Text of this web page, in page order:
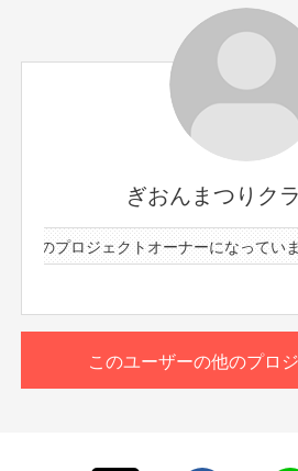
ぎおんまつりク
件のプロジェクトオーナーになっていま
※シャッター音の出ない一眼レフや
影可能です。動画撮影はご遠慮くだ
ン・携帯電話での撮影はできません
※カメラの三脚等の持ち込みはご遠
※会場後方にスペースを設けますの
願い致します。
※撮影されない時は着席をお願い致
客様の観覧の妨げにならぬようご協
※撮影した写真は個人で楽しむもの
らで注意事項のご説明や撮影中に【
別途対応させていただきます。
※いかなる理由においても、当日会
このユーザーの他のプロ